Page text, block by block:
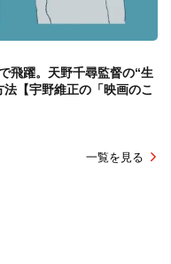
飛躍。天野千尋監督の“生
【宇野維正の「映画のこ
一覧を見る